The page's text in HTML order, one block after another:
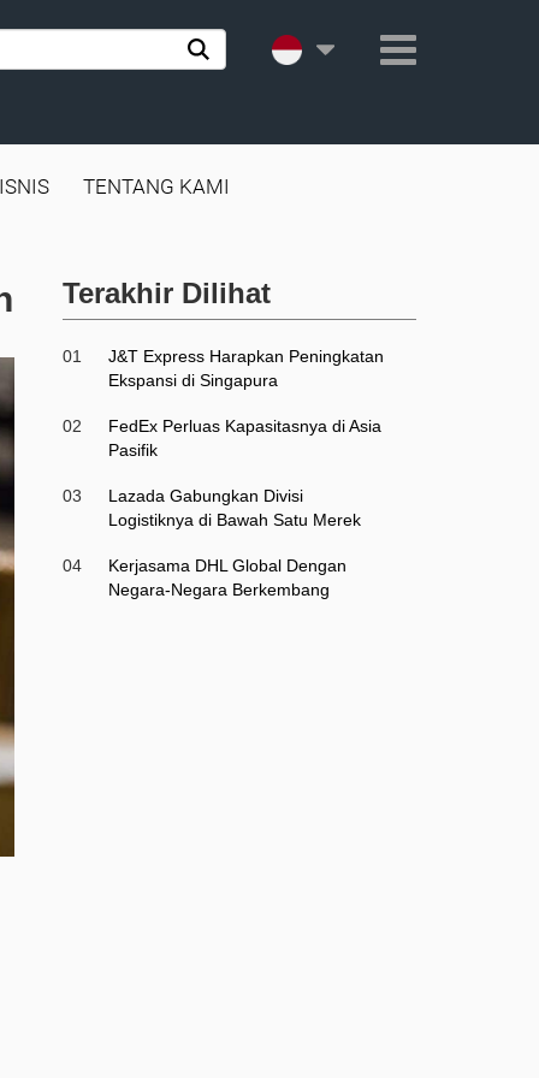
TENTANG KAMI
Terakhir Dilihat
01
J&T Express Harapkan Peningkatan
Ekspansi di Singapura
02
FedEx Perluas Kapasitasnya di Asia
Pasifik
03
Lazada Gabungkan Divisi
Logistiknya di Bawah Satu Merek
04
Kerjasama DHL Global Dengan
Negara-Negara Berkembang